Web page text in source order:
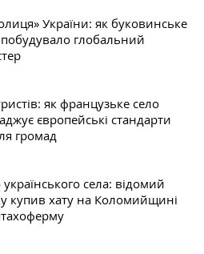
України: як буковинське
глобальний
як французьке село
європейські стандарти
громад
українського села: відомий
купив хату на Коломийщині